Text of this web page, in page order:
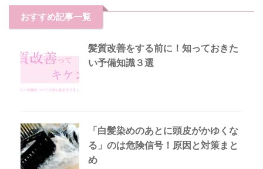
おすすめ記事一覧
髪質改善をする前に！知っておきた
い予備知識３選
「白髪染めのあとに頭皮がかゆくな
る」のは危険信号！原因と対策まと
め